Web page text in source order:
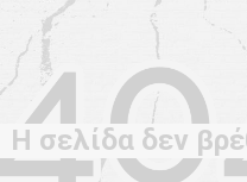
Η σελίδα δεν